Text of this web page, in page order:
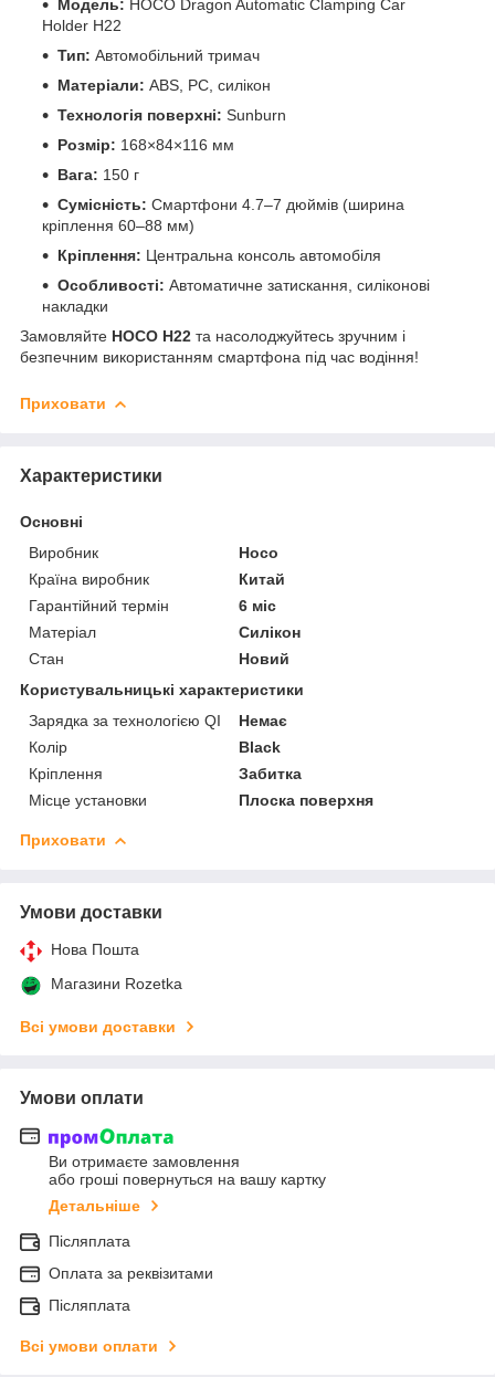
Модель: HOCO Dragon Automatic Clamping Car
Holder H22
Тип: Автомобільний тримач
Матеріали: ABS, PC, силікон
Технологія поверхні: Sunburn
Розмір: 168×84×116 мм
Вага: 150 г
Сумісність: Смартфони 4.7–7 дюймів (ширина
кріплення 60–88 мм)
Кріплення: Центральна консоль автомобіля
Особливості: Автоматичне затискання, силіконові
накладки
Замовляйте HOCO H22 та насолоджуйтесь зручним і
безпечним використанням смартфона під час водіння!
Приховати
Характеристики
Основні
Виробник
Hoco
Країна виробник
Китай
Гарантійний термін
6 міс
Матеріал
Силікон
Стан
Новий
Користувальницькі характеристики
Зарядка за технологією QI
Немає
Колір
Black
Кріплення
Забитка
Місце установки
Плоска поверхня
Приховати
Умови доставки
Нова Пошта
Магазини Rozetka
Всі умови доставки
Умови оплати
Ви отримаєте замовлення
або гроші повернуться на вашу картку
Детальніше
Післяплата
Оплата за реквізитами
Післяплата
Всі умови оплати